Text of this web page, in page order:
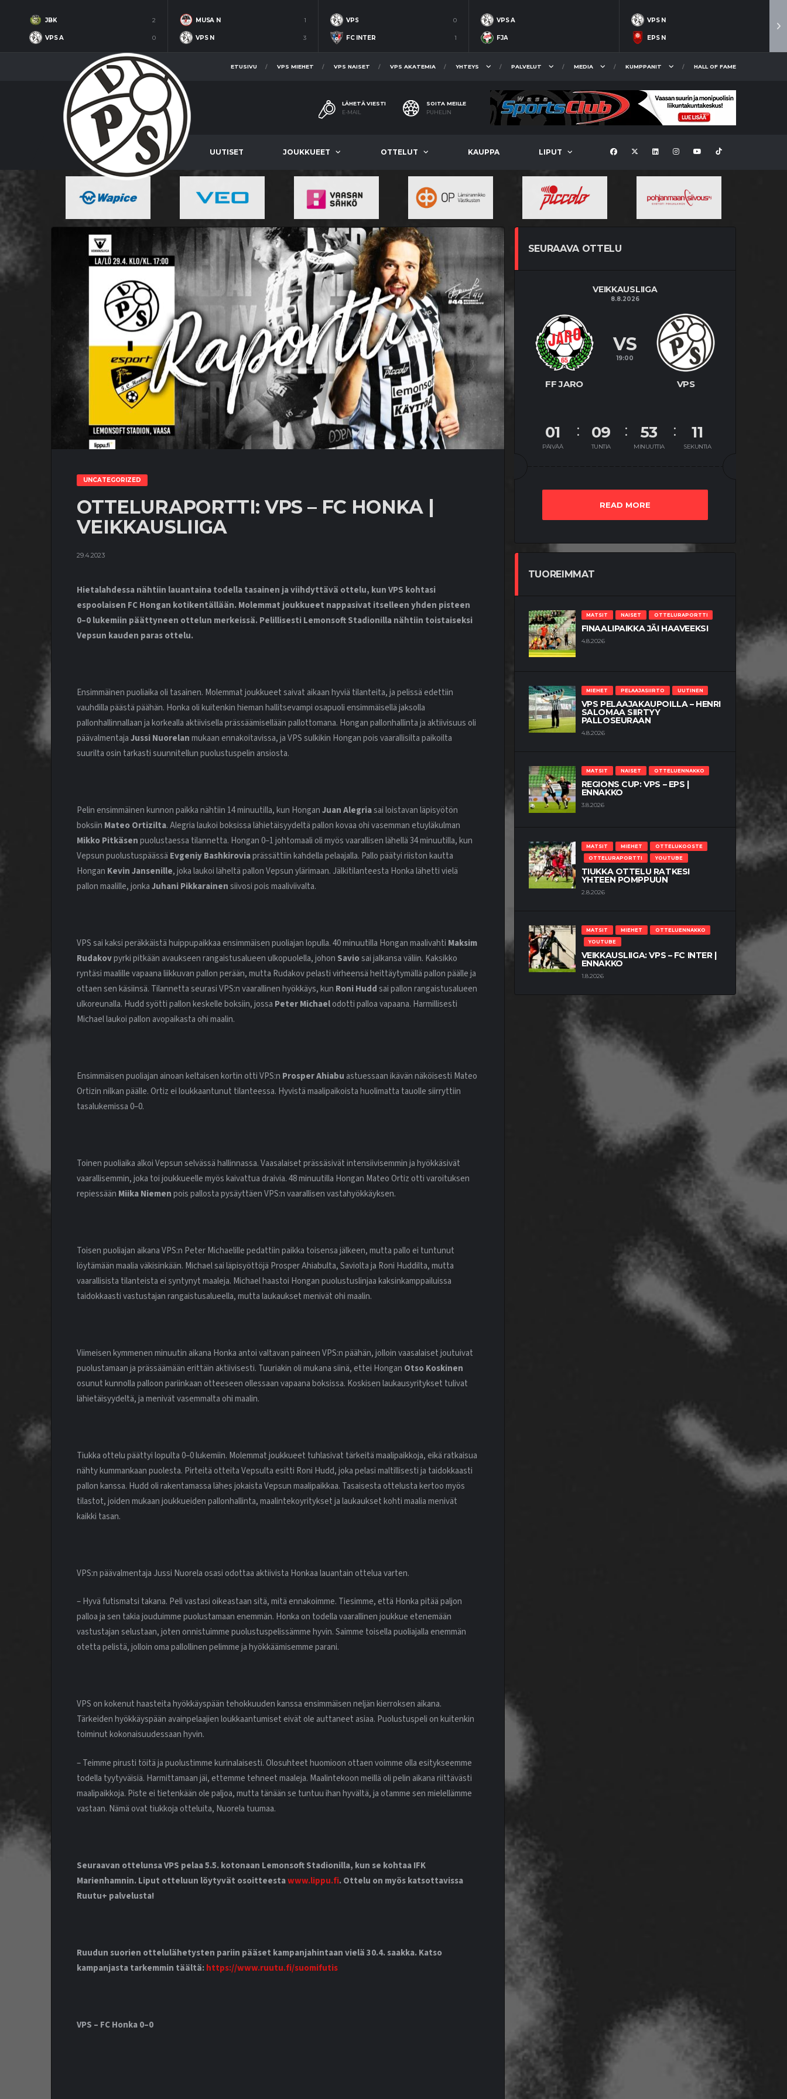
JBK 2
VPS A 0
MUSA N 1
VPS N 3
VPS 0
FC INTER 1
VPS A
FJA
VPS N
EPS N
ETUSIVU VPS MIEHET VPS NAISET VPS AKATEMIA YHTEYS PALVELUT MEDIA KUMPPANIT HALL OF FAME
LÄHETÄ VIESTI
E-MAIL
SOITA MEILLE
PUHELIN
UUTISET JOUKKUEET OTTELUT KAUPPA LIPUT
UNCATEGORIZED
OTTELURAPORTTI: VPS – FC HONKA |
VEIKKAUSLIIGA
29.4.2023
Hietalahdessa nähtiin lauantaina todella tasainen ja viihdyttävä ottelu, kun VPS kohtasi
espoolaisen FC Hongan kotikentällään. Molemmat joukkueet nappasivat itselleen yhden pisteen
0–0 lukemiin päättyneen ottelun merkeissä. Pelillisesti Lemonsoft Stadionilla nähtiin toistaiseksi
Vepsun kauden paras ottelu.
Ensimmäinen puoliaika oli tasainen. Molemmat joukkueet saivat aikaan hyviä tilanteita, ja pelissä edettiin
vauhdilla päästä päähän. Honka oli kuitenkin hieman hallitsevampi osapuoli ensimmäisellä jaksolla
pallonhallinnallaan ja korkealla aktiivisella prässäämisellään pallottomana. Hongan pallonhallinta ja aktiivisuus oli
päävalmentajaJussi Nuorelanmukaan ennakoitavissa, ja VPS sulkikin Hongan pois vaarallisilta paikoilta
suurilta osin tarkasti suunnitellun puolustuspelin ansiosta.
Pelin ensimmäinen kunnon paikka nähtiin 14 minuutilla, kun HonganJuanAlegriasai loistavan läpisyötön
boksiin Mateo Ortizilta. Alegria laukoi boksissa lähietäisyydeltä pallon kovaa ohi vasemman etuyläkulman
Mikko Pitkäsenpuolustaessa tilannetta. Hongan 0–1 johtomaali oli myös vaarallisen lähellä 34 minuutilla, kun
Vepsun puolustuspäässä Evgeniy Bashkiroviaprässättiin kahdella pelaajalla. Pallo päätyi riiston kautta
Hongan Kevin Jansenille, joka laukoi läheltä pallon Vepsun ylärimaan. Jälkitilanteesta Honka lähetti vielä
pallon maalille, jonkaJuhani Pikkarainensiivosi pois maaliviivalta.
VPS sai kaksi peräkkäistä huippupaikkaa ensimmäisen puoliajan lopulla. 40 minuutilla Hongan maalivahti Maksim
Rudakovpyrki pitkään avaukseen rangaistusalueen ulkopuolella, johon Saviosai jalkansa väliin. Kaksikko
ryntäsi maalille vapaana liikkuvan pallon perään, mutta Rudakov pelasti virheensä heittäytymällä pallon päälle ja
ottaen sen käsiinsä. Tilannetta seurasi VPS:n vaarallinen hyökkäys, kun Roni Huddsai pallon rangaistusalueen
ulkoreunalla. Hudd syötti pallon keskelle boksiin, jossa Peter Michaelodotti palloa vapaana. Harmillisesti
Michael laukoi pallon avopaikasta ohi maalin.
Ensimmäisen puoliajan ainoan keltaisen kortin otti VPS:n Prosper Ahiabu astuessaan ikävän näköisesti Mateo
Ortizin nilkan päälle. Ortiz ei loukkaantunut tilanteessa. Hyvistä maalipaikoista huolimatta tauolle siirryttiin
tasalukemissa 0–0.
Toinen puoliaika alkoi Vepsun selvässä hallinnassa. Vaasalaiset prässäsivät intensiivisemmin ja hyökkäsivät
vaarallisemmin, joka toi joukkueelle myös kaivattua draivia. 48 minuutilla Hongan Mateo Ortiz otti varoituksen
repiessään Miika Niemenpois pallosta pysäyttäen VPS:n vaarallisen vastahyökkäyksen.
Toisen puoliajan aikana VPS:n Peter Michaelille pedattiin paikka toisensa jälkeen, mutta pallo ei tuntunut
löytämään maalia väkisinkään. Michael sai läpisyöttöjä Prosper Ahiabulta, Saviolta ja Roni Huddilta, mutta
vaarallisista tilanteista ei syntynyt maaleja. Michael haastoi Hongan puolustuslinjaa kaksinkamppailuissa
taidokkaasti vastustajan rangaistusalueella, mutta laukaukset menivät ohi maalin.
Viimeisen kymmenen minuutin aikana Honka antoi valtavan paineen VPS:n päähän, jolloin vaasalaiset joutuivat
puolustamaan ja prässäämään erittäin aktiivisesti. Tuuriakin oli mukana siinä, ettei Hongan Otso Koskinen
osunut kunnolla palloon pariinkaan otteeseen ollessaan vapaana boksissa. Koskisen laukausyritykset tulivat
lähietäisyydeltä, ja menivät vasemmalta ohi maalin.
Tiukka ottelu päättyi lopulta 0–0 lukemiin. Molemmat joukkueet tuhlasivat tärkeitä maalipaikkoja, eikä ratkaisua
nähty kummankaan puolesta. Pirteitä otteita Vepsulta esitti Roni Hudd, joka pelasi maltillisesti ja taidokkaasti
pallon kanssa. Hudd oli rakentamassa lähes jokaista Vepsun maalipaikkaa. Tasaisesta ottelusta kertoo myös
tilastot, joiden mukaan joukkueiden pallonhallinta, maalintekoyritykset ja laukaukset kohti maalia menivät
kaikki tasan.
VPS:n päävalmentaja Jussi Nuorela osasi odottaa aktiivista Honkaa lauantain ottelua varten.
– Hyvä futismatsi takana. Peli vastasi oikeastaan sitä, mitä ennakoimme. Tiesimme, että Honka pitää paljon
palloa ja sen takia jouduimme puolustamaan enemmän. Honka on todella vaarallinen joukkue etenemään
vastustajan selustaan, joten onnistuimme puolustuspelissämme hyvin. Saimme toisella puoliajalla enemmän
otetta pelistä, jolloin oma pallollinen pelimme ja hyökkäämisemme parani.
VPS on kokenut haasteita hyökkäyspään tehokkuuden kanssa ensimmäisen neljän kierroksen aikana.
Tärkeiden hyökkäyspään avainpelaajien loukkaantumiset eivät ole auttaneet asiaa. Puolustuspeli on kuitenkin
toiminut kokonaisuudessaan hyvin.
– Teimme pirusti töitä ja puolustimme kurinalaisesti. Olosuhteet huomioon ottaen voimme olla esitykseemme
todella tyytyväisiä. Harmittamaan jäi, ettemme tehneet maaleja. Maalintekoon meillä oli pelin aikana riittävästi
maalipaikkoja. Piste ei tietenkään ole paljoa, mutta tänään se tuntuu ihan hyvältä, ja otamme sen mielellämme
vastaan. Nämä ovat tiukkoja otteluita, Nuorela tuumaa.
Seuraavan ottelunsa VPS pelaa 5.5. kotonaan Lemonsoft Stadionilla, kun se kohtaa IFK
Marienhamnin. Liput otteluun löytyvät osoitteestawww.lippu.fi. Ottelu on myös katsottavissa
Ruutu+ palvelusta!
Ruudun suorien ottelulähetysten pariin pääset kampanjahintaan vielä 30.4. saakka. Katso
kampanjasta tarkemmin täältä:https://www.ruutu.fi/suomifutis
VPS – FC Honka 0–0
SEURAAVA OTTELU
VEIKKAUSLIIGA
8.8.2026
FF JARO VPS
VS
19:00
01
PÄIVÄÄ
09
TUNTIA
53
MINUUTTIA
10
SEKUNTIA
READ MORE
TUOREIMMAT
MATSIT NAISET OTTELURAPORTTI
FINAALIPAIKKA JÄI HAAVEEKSI
4.8.2026
MIEHET PELAAJASIIRTO UUTINEN
VPS PELAAJAKAUPOILLA – HENRI
SALOMAA SIIRTYY
PALLOSEURAAN
4.8.2026
MATSIT NAISET OTTELUENNAKKO
REGIONS CUP: VPS – EPS |
ENNAKKO
3.8.2026
MATSIT MIEHET
OTTELUKOOSTE
OTTELURAPORTTI
YOUTUBE
TIUKKA OTTELU RATKESI
YHTEEN POMPPUUN
2.8.2026
MATSIT MIEHET
OTTELUENNAKKO
YOUTUBE
VEIKKAUSLIIGA: VPS – FC INTER |
ENNAKKO
1.8.2026